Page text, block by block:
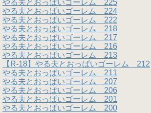
やる夫とおっぱいゴーレム 225
やる夫とおっぱいゴーレム 224
やる夫とおっぱいゴーレム 222
やる夫とおっぱいゴーレム 218
やる夫とおっぱいゴーレム 217
やる夫とおっぱいゴーレム 216
やる夫とおっぱいゴーレム 213
【R-18】やる夫とおっぱいゴーレム 212
やる夫とおっぱいゴーレム 211
やる夫とおっぱいゴーレム 207
やる夫とおっぱいゴーレム 206
やる夫とおっぱいゴーレム 201
やる夫とおっぱいゴーレム 200